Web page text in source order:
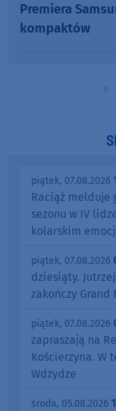
Premiera
kompaktów
piątek, 07.08.2026
Raciąż melduje
sezonu w IV
kolarskim
piątek, 07.08.2026
dziesiąty.
zakończy Grand
piątek, 07.08.2026
zapraszają na
Kościerzyna. W
Wdzydze
środa, 05.08.2026